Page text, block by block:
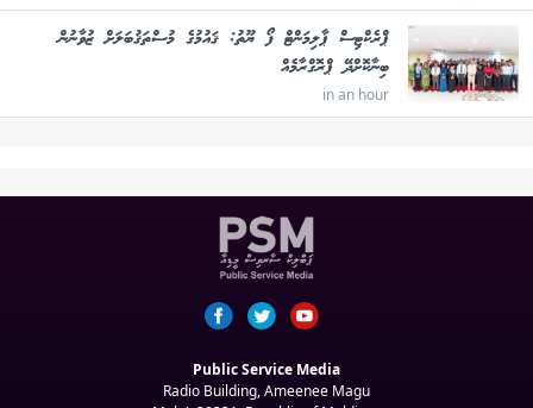
ޕްރެކްޓިސް ޕާލިމަންޓް ފޯ ޔޫތު: ޤައުމުގެ މުސްތަޤުބަލަށް ޒުވާނުން
ބިނާކޮށްދޭ ޕްރޮގްރާމެއް
in an hour
Public Service Media
Radio Building, Ameenee Magu